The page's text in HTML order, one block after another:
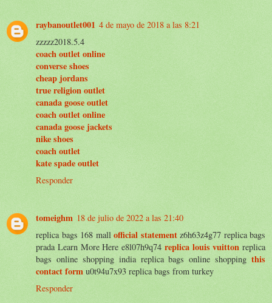
raybanoutlet001 4 de mayo de 2018 a las 8:21
zzzzz2018.5.4
coach outlet online
converse shoes
cheap jordans
true religion outlet
canada goose outlet
coach outlet online
canada goose jackets
nike shoes
coach outlet
kate spade outlet
Responder
tomeighm 18 de julio de 2022 a las 21:40
replica bags 168 mall official statementz6h63z4g77 replica bags
prada Learn More Here e8l07h9q74 replica louis vuitton replica
bags online shopping india replica bags online shopping this
contact form u0t94u7x93 replica bags from turkey
Responder